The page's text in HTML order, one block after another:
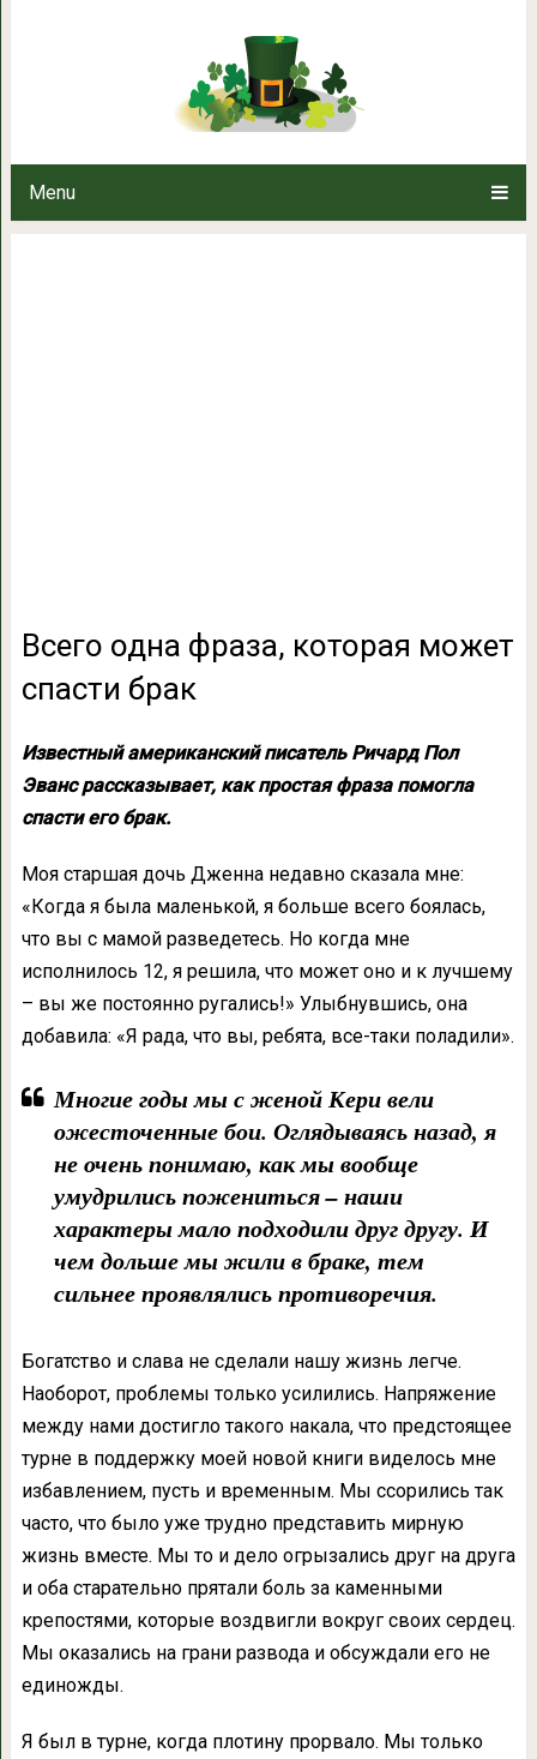
Menu
Всего одна фраза,
Всего одна фраза, которая может
спасти брак
Известный американский писатель Ричард Пол
Эванс рассказывает, как простая фраза помогла
спасти его брак.
Моя старшая дочь Дженна недавно сказала мне:
«Когда я была маленькой, я больше всего боялась,
что вы с мамой разведетесь. Но когда мне
исполнилось 12, я решила, что может оно и к лучшему
– вы же постоянно ругались!» Улыбнувшись, она
добавила: «Я рада, что вы, ребята, все-таки поладили».
Многие годы мы с женой Кери вели
ожесточенные бои. Оглядываясь назад, я
не очень понимаю, как мы вообще
умудрились пожениться – наши
характеры мало подходили друг другу. И
чем дольше мы жили в браке, тем
сильнее проявлялись противоречия.
Богатство и слава не сделали нашу жизнь легче.
Наоборот, проблемы только усилились. Напряжение
между нами достигло такого накала, что предстоящее
турне в поддержку моей новой книги виделось мне
избавлением, пусть и временным. Мы ссорились так
часто, что было уже трудно представить мирную
жизнь вместе. Мы то и дело огрызались друг на друга
и оба старательно прятали боль за каменными
крепостями, которые воздвигли вокруг своих сердец.
Мы оказались на грани развода и обсуждали его не
единожды.
Я был в турне, когда плотину прорвало. Мы только